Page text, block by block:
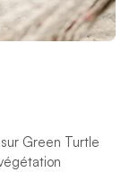
Green Turtle